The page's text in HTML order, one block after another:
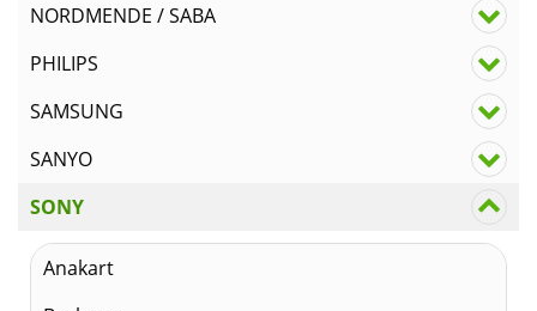
NORDMENDE / SABA
PHILIPS
SAMSUNG
SANYO
SONY
Anakart